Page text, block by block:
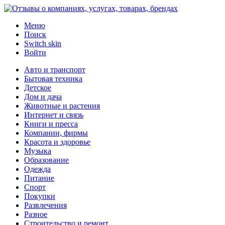
Меню
Поиск
Switch skin
Войти
Авто и транспорт
Бытовая техника
Детское
Дом и дача
Животные и растения
Интернет и связь
Книги и пресса
Компании, фирмы
Красота и здоровье
Музыка
Образование
Одежда
Питание
Спорт
Покупки
Развлечения
Разное
Строительство и ремонт